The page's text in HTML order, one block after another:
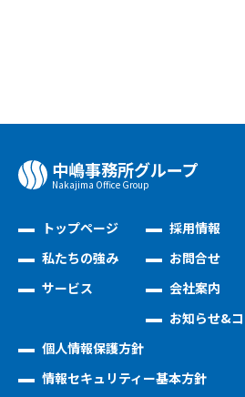
中嶋事務所グループ
Nakajima Oﬃce Group
トップページ
私たちの強み
サービス
採用情報
お問合せ
会社案内
お知らせ&
個人情報保護方針
情報セキュリティー基本方針